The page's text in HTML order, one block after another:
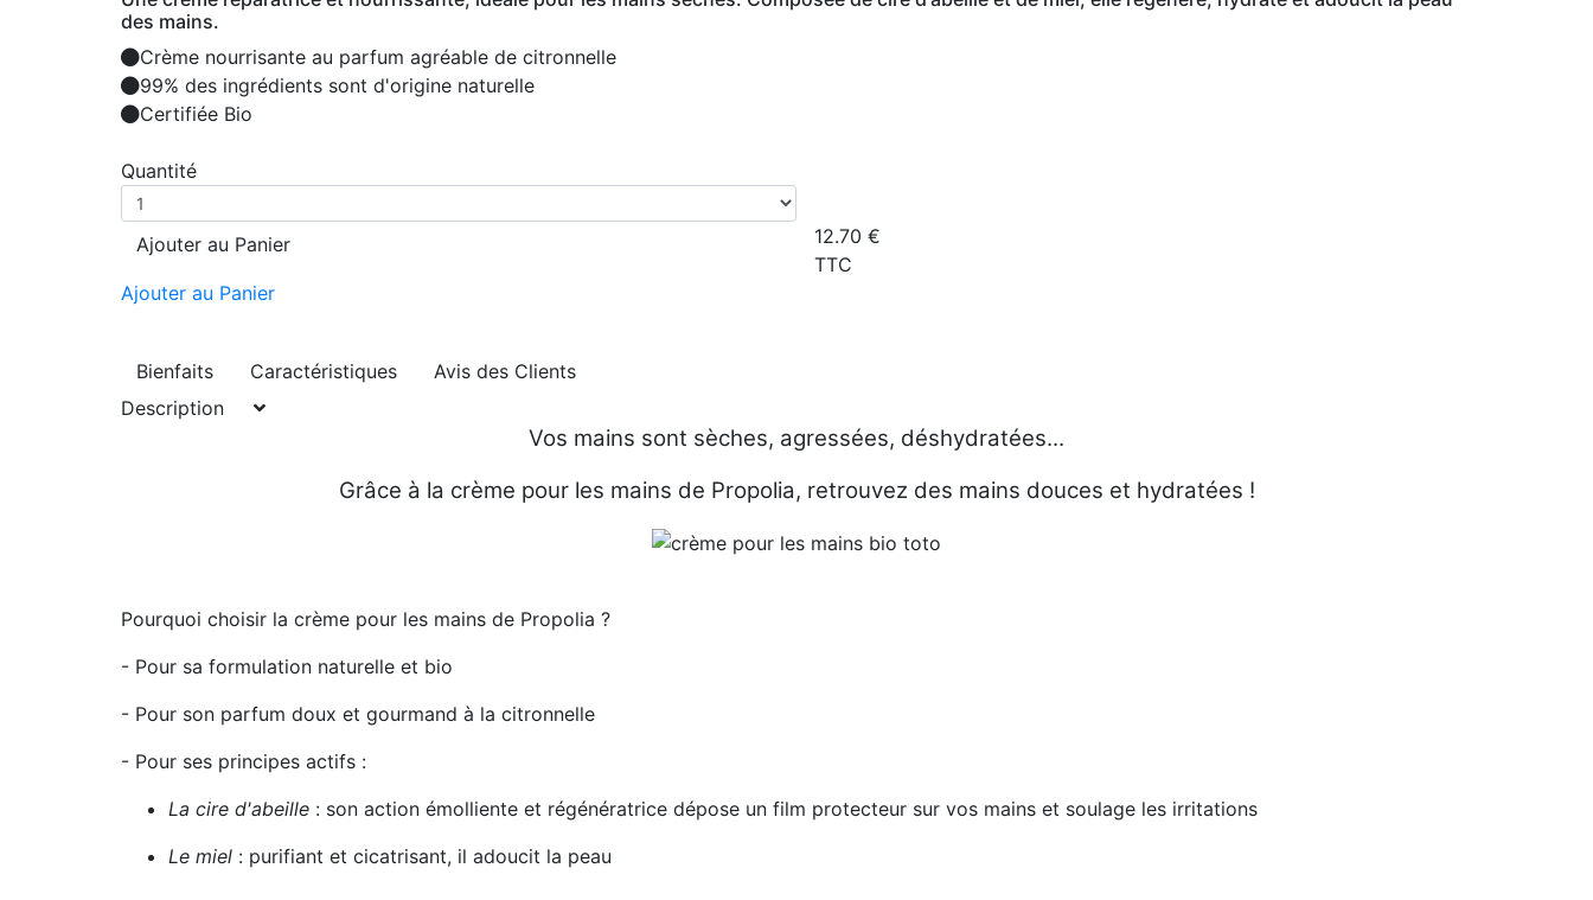
des mains.
Crème nourrisante au parfum agréable de citronnelle
99% des ingrédients sont d'origine naturelle
Certifiée Bio
Quantité
Ajouter au Panier
Ajouter au Panier
12.70 €
TTC
Bienfaits Caractéristiques
Avis des Clients
Description
Vos mains sont sèches, agressées, déshydratées...
Grâce à la crème pour les mains de Propolia, retrouvez des mains douces et hydratées !
Pourquoi choisir la crème pour les mains de Propolia ?
- Pour sa formulation naturelle et bio
- Pour son parfum doux et gourmand à la citronnelle
- Pour ses principes actifs :
La cire d'abeille : son action émolliente et régénératrice dépose un film protecteur sur vos mains et soulage les irritations
Le miel : purifiant et cicatrisant, il adoucit la peau